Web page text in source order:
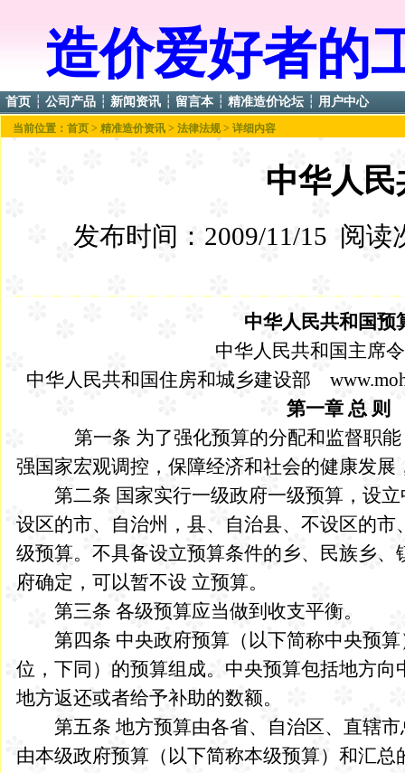
造价爱好者的
首页 ┆ 公司产品 ┆ 新闻资讯 ┆ 留言本 ┆ 精准造价论坛 ┆ 用户中心
当前位置： 首页 > 精准造价资讯 > 法律法规> 详细内容
中华人
发布时间：2009/11/15 阅
中华人民共和国预
中华人民共和国主席
中华人民共和国住房和城乡建设部
第一章 总 则
第一条 为了强化预算的分配和监督职能
强国家宏观调控，保障经济和社会的健康发展
第二条 国家实行一级政府一级预算，设立
设区的市、自治州，县、自治县、不设区的
级预算。不具备设立预算条件的乡、民族乡
府确定，可以暂不设 立预算。
第三条 各级预算应当做到收支平衡。
第四条 中央政府预算（以下简称中央预算
位，下同）的预算组成。中央预算包括地方
地方返还或者给予补助的数额。
第五条 地方预算由各省、自治区、直辖市
由本级政府预算（以下简称本级预算）和汇